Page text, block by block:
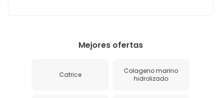
Mejores ofertas
Catrice
Colageno marino
hidrolizado